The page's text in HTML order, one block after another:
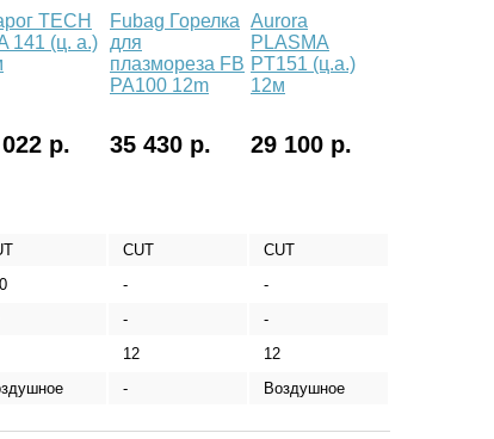
TECH
141 (ц. а.)
Fubag Горелка
для
плазмореза FB
PA100 12m
Aurora
PLASMA
PT151 (ц.а.)
12м
р. 35 430 р. 29 100 р.
CUT
CUT
-
-
-
-
12
12
- Воздушное